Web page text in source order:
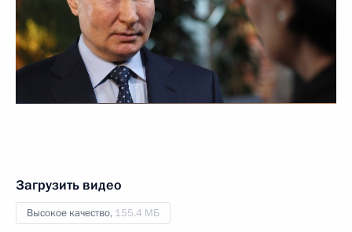
Загрузить видео
Высокое качество, 155.4 МБ